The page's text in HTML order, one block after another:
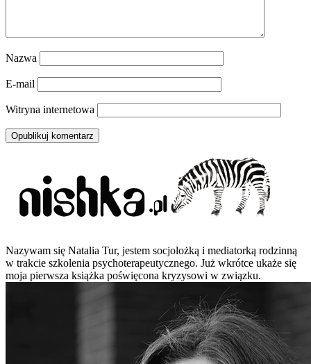
Nazwa
E-mail
Witryna internetowa
Nazywam się Natalia Tur, jestem socjolożką i mediatorką rodzinną
w trakcie szkolenia psychoterapeutycznego. Już wkrótce ukaże się
moja pierwsza książka poświęcona kryzysowi w związku.